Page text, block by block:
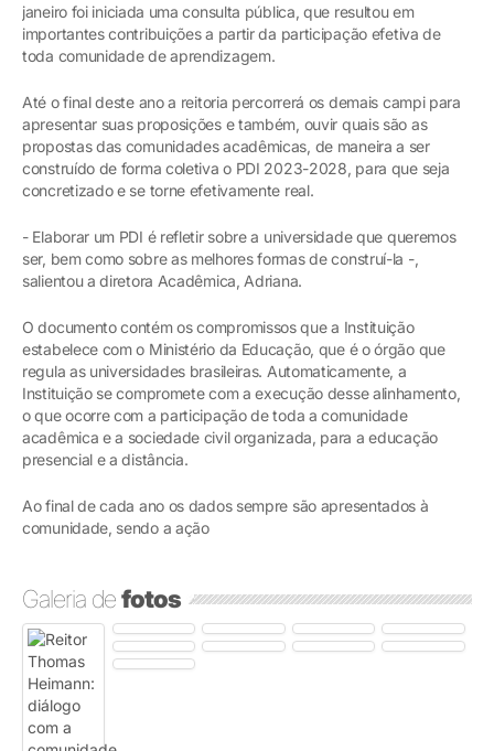
janeiro foi iniciada uma consulta pública, que resultou em
importantes contribuições a partir da participação efetiva de
toda comunidade de aprendizagem.
Até o final deste ano a reitoria percorrerá os demais campi para
apresentar suas proposições e também, ouvir quais são as
propostas das comunidades acadêmicas, de maneira a ser
construído de forma coletiva o PDI 2023-2028, para que seja
concretizado e se torne efetivamente real.
- Elaborar um PDI é refletir sobre a universidade que queremos
ser, bem como sobre as melhores formas de construí-la -,
salientou a diretora Acadêmica, Adriana.
O documento contém os compromissos que a Instituição
estabelece com o Ministério da Educação, que é o órgão que
regula as universidades brasileiras. Automaticamente, a
Instituição se compromete com a execução desse alinhamento,
o que ocorre com a participação de toda a comunidade
acadêmica e a sociedade civil organizada, para a educação
presencial e a distância.
Ao final de cada ano os dados sempre são apresentados à
comunidade, sendo a ação
Galeria defotos